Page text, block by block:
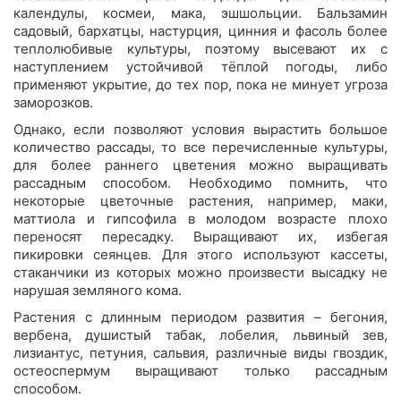
календулы, космеи, мака, эшшольции. Бальзамин
садовый, бархатцы, настурция, цинния и фасоль более
теплолюбивые культуры, поэтому высевают их с
наступлением устойчивой тёплой погоды, либо
применяют укрытие, до тех пор, пока не минует угроза
заморозков.
Однако, если позволяют условия вырастить большое
количество рассады, то все перечисленные культуры,
для более раннего цветения можно выращивать
рассадным способом. Необходимо помнить, что
некоторые цветочные растения, например, маки,
маттиола и гипсофила в молодом возрасте плохо
переносят пересадку. Выращивают их, избегая
пикировки сеянцев. Для этого используют кассеты,
стаканчики из которых можно произвести высадку не
нарушая земляного кома.
Растения с длинным периодом развития – бегония,
вербена, душистый табак, лобелия, львиный зев,
лизиантус, петуния, сальвия, различные виды гвоздик,
остеоспермум выращивают только рассадным
способом.